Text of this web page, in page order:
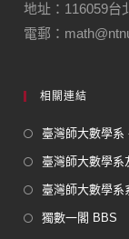
地址：116059台
電郵：
相關連結
臺灣師大數學系
臺灣師大數學系
臺灣師大數學系
獨數一閣 BBS